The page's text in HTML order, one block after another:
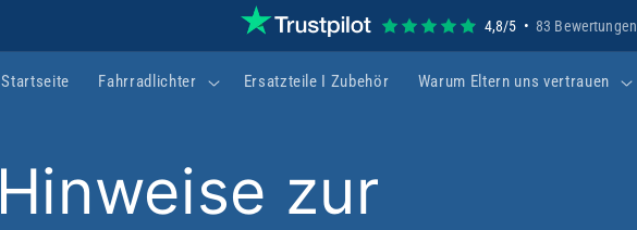
4,8/5 •83 Bewertungen
Startseite Fahrradlichter Ersatzteile I Zubehör Warum Eltern uns vertrauen
Hinweise zur